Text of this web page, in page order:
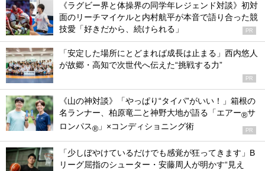
《ラグビー界と体操界の同学年レジェンド対談》初対
面のリーチマイケルと内村航平が本音で語り合った競
技愛「好きだから、続けられる」
PR
「安定した場所にとどまれば成長は止まる」西内悠人
が故郷・高知で次世代へ伝えた“挑戦する力”
PR
《山の神対談》「やっぱり“タイパ”がいい！」箱根の
名ランナー、柏原竜二と神野大地が語る「エアー®サ
ロンパス® 」×コンディショニング術 PR
「少しぼやけているだけでも感覚が狂ってきます」B
リーグ屈指のシューター・安藤周人が明かす“見え